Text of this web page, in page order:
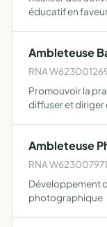
éducatif en
personnelle …
Ambleteuse
RNA
Promouvoir la
diffuser et diriger
Ambleteuse
RNA
Développement
photographique